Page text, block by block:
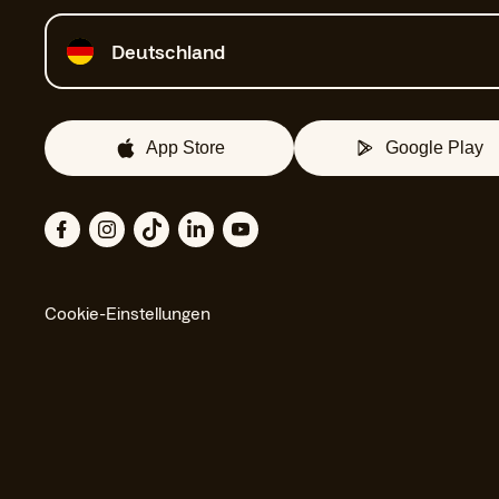
Land auswählen
Deutschland
App Store Google Play
Cookie-Einstellungen